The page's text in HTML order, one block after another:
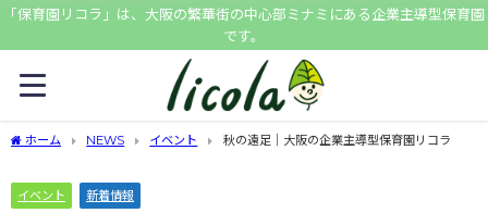
「保育園リコラ」は、大阪の繁華街の中心部ミナミにある企業主導型保育園
です。
ホーム NEWS イベント 秋の遠足｜大阪の企業主導型保育園リコラ
イベント 新着情報